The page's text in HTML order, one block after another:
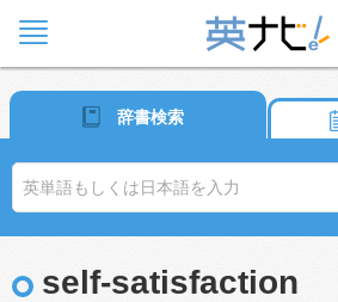
辞書検索
self-satisfaction